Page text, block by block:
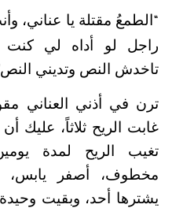
“ الطمعُ مقتلة يا عناني،
راجل لو أداه لي كنت
تاخدش النص وتديني النص”
ترن في أذني العناني
غابت الريح ثلاثاً، عليك
تغيب الريح لمدة
مخطوف، أصفر يابس،
يشترها أحد، وبقيت